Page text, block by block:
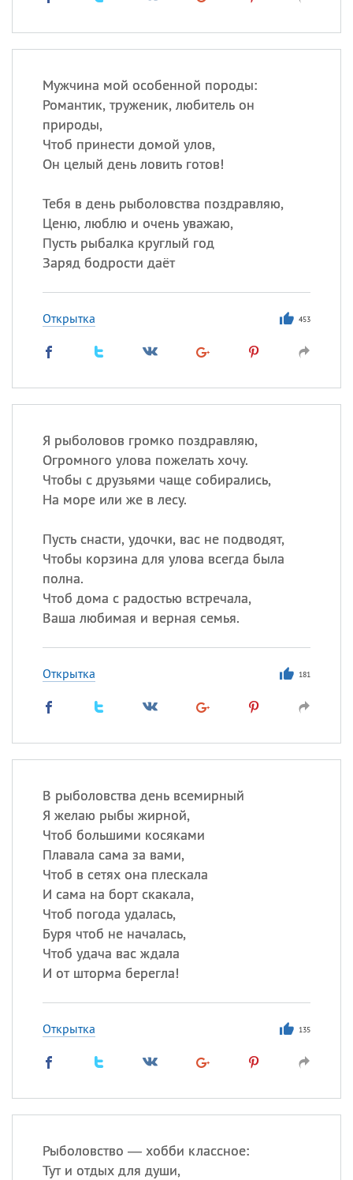
Мужчина мой особенной породы:
Романтик, труженик, любитель он
природы,
Чтоб принести домой улов,
Он целый день ловить готов!
Тебя в день рыболовства поздравляю,
Ценю, люблю и очень уважаю,
Пусть рыбалка круглый год
Заряд бодрости даёт
Открытка 453
Я рыболовов громко поздравляю,
Огромного улова пожелать хочу.
Чтобы с друзьями чаще собирались,
На море или же в лесу.
Пусть снасти, удочки, вас не подводят,
Чтобы корзина для улова всегда была
полна.
Чтоб дома с радостью встречала,
Ваша любимая и верная семья.
Открытка 181
В рыболовства день всемирный
Я желаю рыбы жирной,
Чтоб большими косяками
Плавала сама за вами,
Чтоб в сетях она плескала
И сама на борт скакала,
Чтоб погода удалась,
Буря чтоб не началась,
Чтоб удача вас ждала
И от шторма берегла!
Открытка 135
Рыболовство — хобби классное:
Тут и отдых для души,